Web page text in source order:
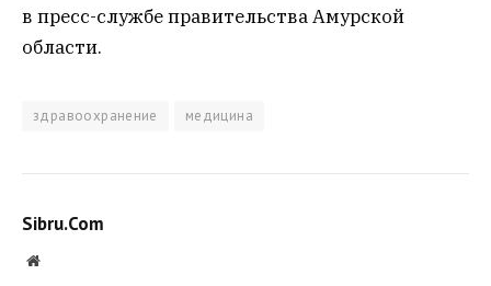
в пресс-службе правительства Амурской
области.
здравоохранение медицина
Sibru.Com
Website